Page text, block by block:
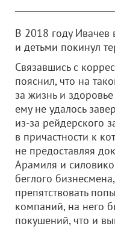
В 2018 году Ивачев
и детьми покинул
Связавшись с
пояснил, что на
за жизнь и
ему не удалось
из-за рейдерского
в причастности к
не предоставляя
Арамиля и
беглого
препятствовать
компаний, на него
покушений, что и